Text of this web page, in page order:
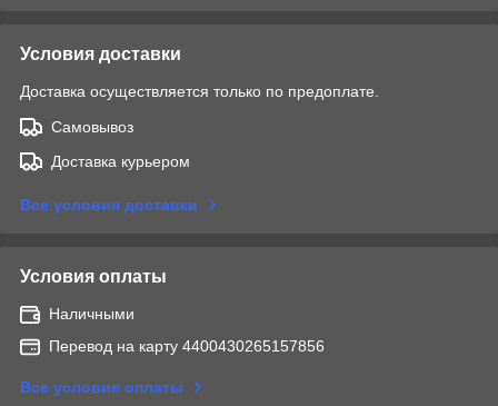
Условия доставки
Доставка осуществляется только по предоплате.
Самовывоз
Доставка курьером
Все условия доставки
Условия оплаты
Наличными
Перевод на карту 4400430265157856
Все условия оплаты